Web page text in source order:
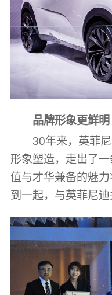
品牌形象更鲜明
30年来，英菲尼
形象塑造，走出了
值与才华兼备的魅
到一起，与英菲尼迪